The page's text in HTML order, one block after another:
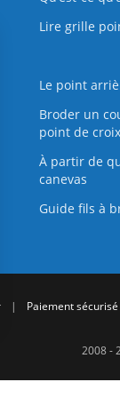
Lire grille
Le point
Broder un
point de croix
À partir de
canevas
Guide fils à
| Paiement sécurisé
2008 -